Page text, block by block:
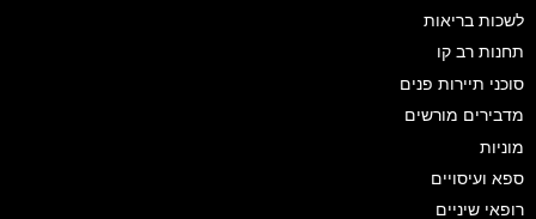
לשכות בריאות
תחנות רב קו
סוכני תיירות פנים
מדבירים מורשים
מוניות
ספא ועיסויים
רופאי שיניים